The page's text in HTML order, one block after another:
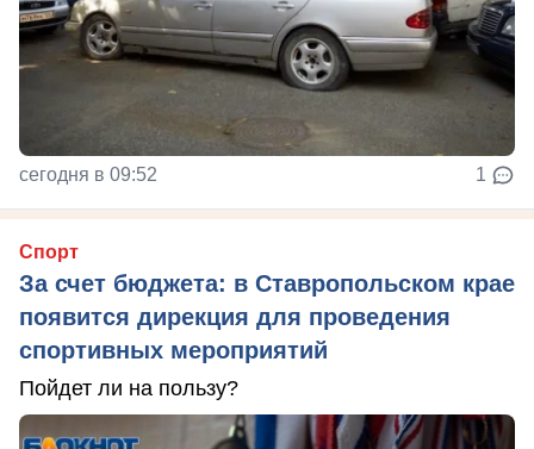
сегодня в 09:52 1
Спорт
За счет бюджета: в Ставропольском крае
появится дирекция для проведения
спортивных мероприятий
Пойдет ли на пользу?